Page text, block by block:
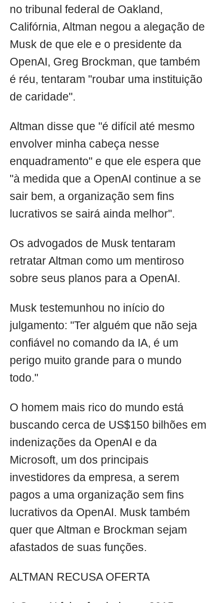
no tribunal federal de Oakland,
Califórnia, Altman negou a alegação de
Musk de que ele e o presidente da
OpenAI, Greg Brockman, que também
é réu, tentaram "roubar uma instituição
de caridade".
Altman disse que "é difícil até mesmo
envolver minha cabeça nesse
enquadramento" e que ele espera que
"à medida que a OpenAI continue a se
sair bem, a organização sem fins
lucrativos se sairá ainda melhor".
Os advogados de Musk tentaram
retratar Altman como um mentiroso
sobre seus planos para a OpenAI.
Musk testemunhou no início do
julgamento: "Ter alguém que não seja
confiável no comando da IA, é um
perigo muito grande para o mundo
todo."
O homem mais rico do mundo está
buscando cerca de US$150 bilhões em
indenizações da OpenAI e da
Microsoft, um dos principais
investidores da empresa, a serem
pagos a uma organização sem fins
lucrativos da OpenAI. Musk também
quer que Altman e Brockman sejam
afastados de suas funções.
ALTMAN RECUSA OFERTA